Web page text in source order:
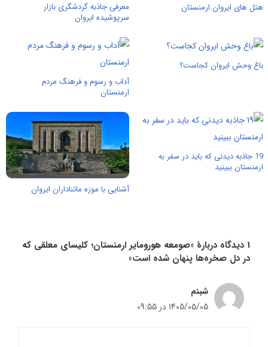
هتل های ایروان ارمنستان
معرفی جاذبه گردشگری بازار
سرپوشیده ایروان
باغ وحش ایروان کجاست؟
آداب و رسوم و فرهنگ مردم
ارمنستان
19 جاذبه دیدنی که باید در سفر به
ارمنستان ببینید
آشنایی با موزه ماتناداران ایروان
1 دیدگاه دربارهٔ «صومعه هورومایر ارمنستان؛ کلیسای معلقی که
در دل صخره‌ها پنهان شده است»
شبنم
1405/05/05 در 09:55